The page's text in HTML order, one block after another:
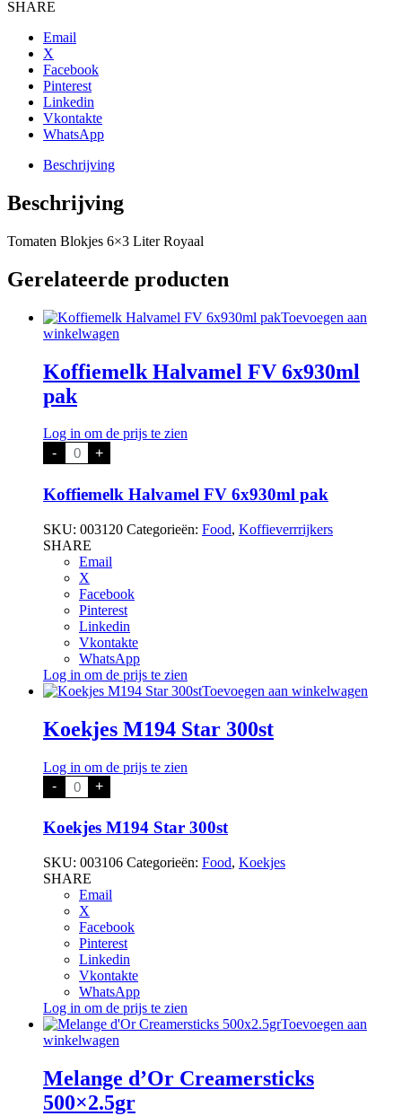
Liter
aantal
SHARE
Email
X
Facebook
Pinterest
Linkedin
Vkontakte
WhatsApp
Beschrijving
Beschrijving
Tomaten Blokjes 6×3 Liter Royaal
Gerelateerde producten
Toevoegen aan
winkelwagen
Koffiemelk Halvamel FV 6x930ml
pak
Log in om de prijs te zien
- Koffiemelk
Halvamel
6x930ml
pak
+
Koffiemelk Halvamel FV 6x930ml pak
SKU: 003120 Categorieën: Food, Koffieverrrijkers
SHARE
Email
X
Facebook
Pinterest
Linkedin
Vkontakte
WhatsApp
Log in om de prijs te zien
Toevoegen aan winkelwagen
Koekjes M194 Star 300st
Log in om de prijs te zien
- Koekjes
M194
300st
aantal
+
Koekjes M194 Star 300st
SKU: 003106 Categorieën: Food, Koekjes
SHARE
Email
X
Facebook
Pinterest
Linkedin
Vkontakte
WhatsApp
Log in om de prijs te zien
Toevoegen aan
winkelwagen
Melange d’Or Creamersticks
500×2.5gr